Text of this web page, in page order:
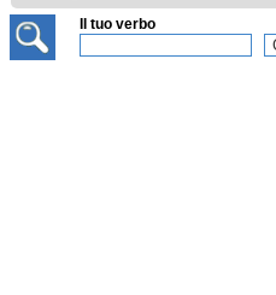
Il tuo verbo